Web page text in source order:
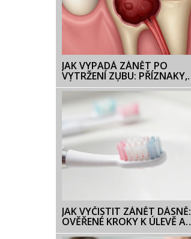
JAK VYPADÁ ZÁNĚT PO
VYTRŽENÍ ZUBU: PŘÍZNAKY,
FÁZE HOJENÍ A KDY VOLAT
LÉKAŘE
JAK VYČISTIT ZÁNĚT DÁSNĚ:
OVĚŘENÉ KROKY K ÚLEVĚ A
PREVENCI